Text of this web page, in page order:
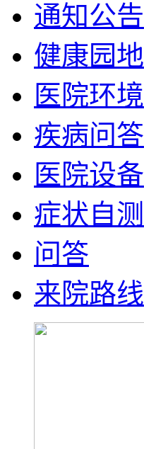
通知公告
健康园地
医院环境
疾病问答
医院设备
症状自测
问答
来院路线